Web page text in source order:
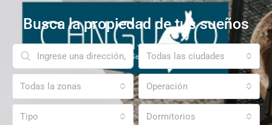
Busca la propiedad de tus sueños
Todas las ciudades
Todas la zonas Operación
Tipo Dormitorios